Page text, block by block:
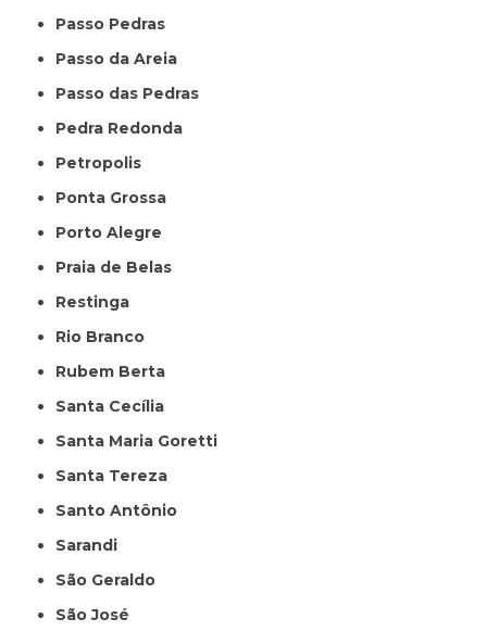
Passo Pedras
Passo da Areia
Passo das Pedras
Pedra Redonda
Petropolis
Ponta Grossa
Porto Alegre
Praia de Belas
Restinga
Rio Branco
Rubem Berta
Santa Cecília
Santa Maria Goretti
Santa Tereza
Santo Antônio
Sarandi
São Geraldo
São José